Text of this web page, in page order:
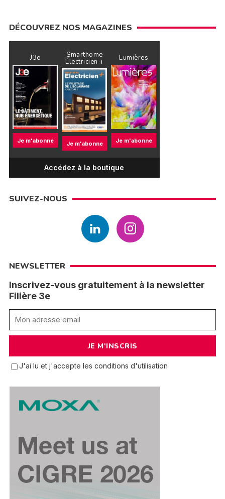
DÉCOUVREZ NOS MAGAZINES
J3e
Je m'abonne
Smarthome
Électricien +
Je m'abonne
Lumières
Je m'abonne
Accédez à la boutique
SUIVEZ-NOUS
NEWSLETTER
Inscrivez-vous gratuitement à la newsletter
Filière 3e
J'ai lu et j'accepte les conditions d'utilisation